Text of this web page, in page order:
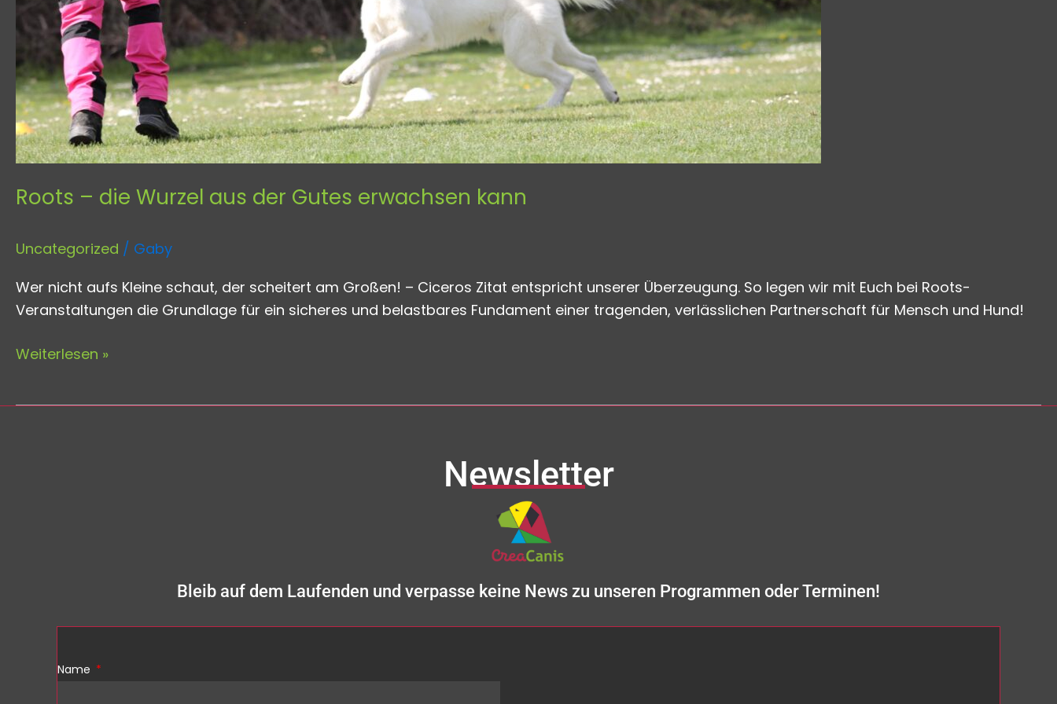
Roots – die Wurzel aus der Gutes erwachsen kann
Uncategorized / Gaby
Wer nicht aufs Kleine schaut, der scheitert am Großen! – Ciceros Zitat entspricht unserer Überzeugung. So legen wir mit Euch bei Roots-
Veranstaltungen die Grundlage für ein sicheres und belastbares Fundament einer tragenden, verlässlichen Partnerschaft für Mensch und Hund!
Weiterlesen »
Newsletter
Bleib auf dem Laufenden und verpasse keine News zu unseren Programmen oder Terminen!
Name